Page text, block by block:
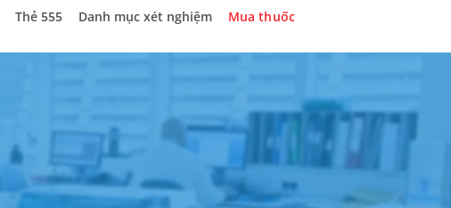
Thẻ 555 Danh mục xét nghiệm Mua thuốc